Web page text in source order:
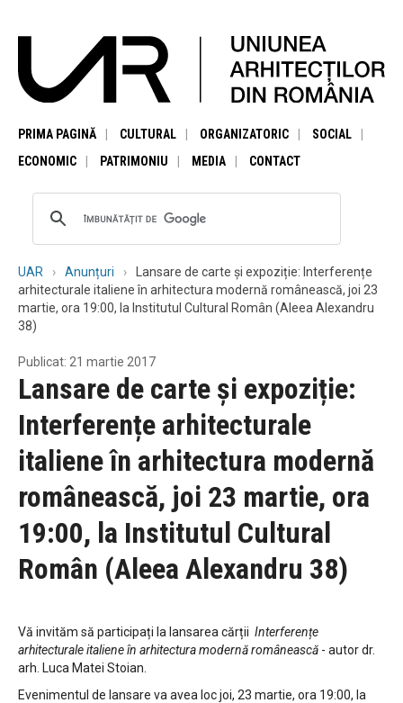
PRIMA PAGINĂ CULTURAL ORGANIZATORIC
SOCIAL
ECONOMIC
PATRIMONIU MEDIA CONTACT
UAR Anunțuri
Lansare de carte și expoziție: Interferențe
arhitecturale italiene în arhitectura modernă românească, joi 23
martie, ora 19:00, la Institutul Cultural Român (Aleea Alexandru
38)
Publicat: 21 martie 2017
Lansare de carte și expoziție:
Interferențe arhitecturale
italiene în arhitectura modernă
românească, joi 23 martie, ora
19:00, la Institutul Cultural
Român (Aleea Alexandru 38)
Vă invităm să participați la lansarea cărții Interferențe
arhitecturale italiene în arhitectura modernă românească - autor dr.
arh. Luca Matei Stoian.
Evenimentul de lansare va avea loc joi, 23 martie, ora 19:00, la